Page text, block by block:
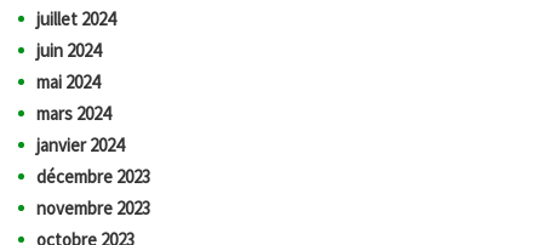
juillet 2024
juin 2024
mai 2024
mars 2024
janvier 2024
décembre 2023
novembre 2023
octobre 2023